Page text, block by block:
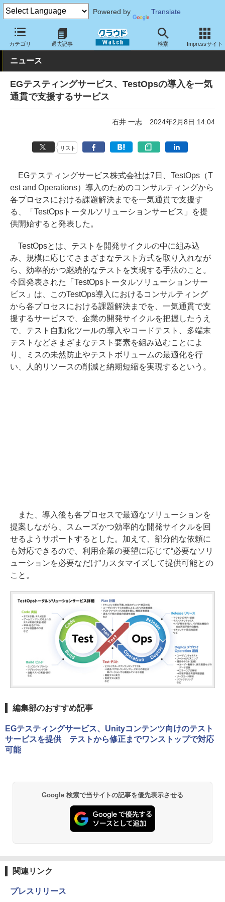
Powered by Translate
カテゴリ 過去記事 検索 Impressサイト
クラウド Watch サービス・ソフト サービス 導入支援
ニュース
EGテスティングサービス、TestOpsの導入を一気
通貫で支援するサービス
石井 一志 2024年2月8日 14:04
リスト
EGテスティングサービス株式会社は7日、TestOps（T
est and Operations）導入のためのコンサルティングから
各プロセスにおける課題解決までを一気通貫で支援す
る、「TestOpsトータルソリューションサービス」を提
供開始すると発表した。
TestOpsとは、テストを開発サイクルの中に組み込
み、規模に応じてさまざまなテスト方式を取り入れなが
ら、効率的かつ継続的なテストを実現する手法のこと。
今回発表された「TestOpsトータルソリューションサー
ビス」は、このTestOps導入におけるコンサルティング
から各プロセスにおける課題解決までを、一気通貫で支
援するサービスで、企業の開発サイクルを把握したうえ
で、テスト自動化ツールの導入やコードテスト、多端末
テストなどさまざまなテスト要素を組み込むことによ
り、ミスの未然防止やテストボリュームの最適化を行
い、人的リソースの削減と納期短縮を実現するという。
また、導入後も各プロセスで最適なソリューションを
提案しながら、スムーズかつ効率的な開発サイクルを回
せるようサポートするとした。加えて、部分的な依頼に
も対応できるので、利用企業の要望に応じて“必要なソリ
ューションを必要なだけ”カスタマイズして提供可能との
こと。
編集部のおすすめ記事
EGテスティングサービス、Unityコンテンツ向けのテスト
サービスを提供 テストから修正までワンストップで対応
可能
Google 検索で当サイトの記事を優先表示させる
関連リンク
プレスリリース